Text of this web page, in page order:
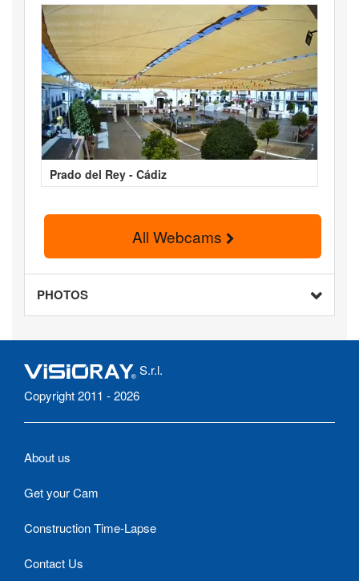
Prado del Rey - Cádiz
All Webcams
PHOTOS
S.r.l.
Copyright 2011 - 2026
About us
Get your Cam
Construction Time-Lapse
Contact Us